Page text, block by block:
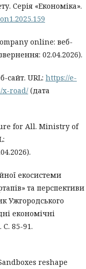
Серія «Економіка».
online: веб-
02.04.2026).
сайт. URL: https://e-
x-road/ (дата
for All. Ministry of
екосистеми
та перспективи
Ужгородського
економічні
С. 85-91.
reshape